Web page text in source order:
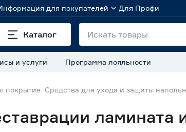
для покупателей Для Профи
Каталог
и услуги Программа лояльности
покрытия Средства для ухода и защиты
ламината